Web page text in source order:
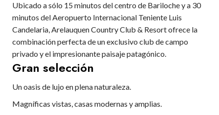
Ubicado a sólo 15 minutos del centro de Bariloche y a 30
minutos del Aeropuerto Internacional Teniente Luis
Candelaria, Arelauquen Country Club & Resort ofrece la
combinación perfecta de un exclusivo club de campo
privado y el impresionante paisaje patagónico.
Gran selección
Un oasis de lujo en plena naturaleza.
Magníficas vistas, casas modernas y amplias.